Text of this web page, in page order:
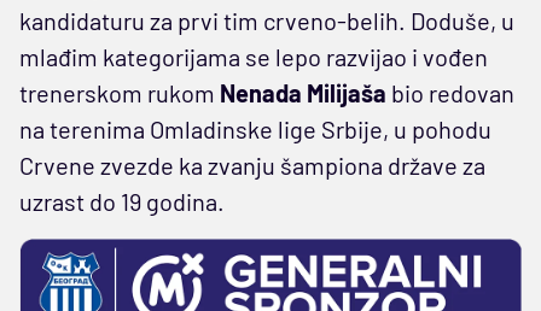
kandidaturu za prvi tim crveno-belih. Doduše, u
mlađim kategorijama se lepo razvijao i vođen
trenerskom rukom Nenada Milijaša bio redovan
na terenima Omladinske lige Srbije, u pohodu
Crvene zvezde ka zvanju šampiona države za
uzrast do 19 godina.